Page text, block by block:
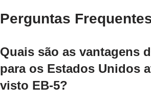
Perguntas
Quais são as vantagens
para os Estados Unidos
visto EB-5?